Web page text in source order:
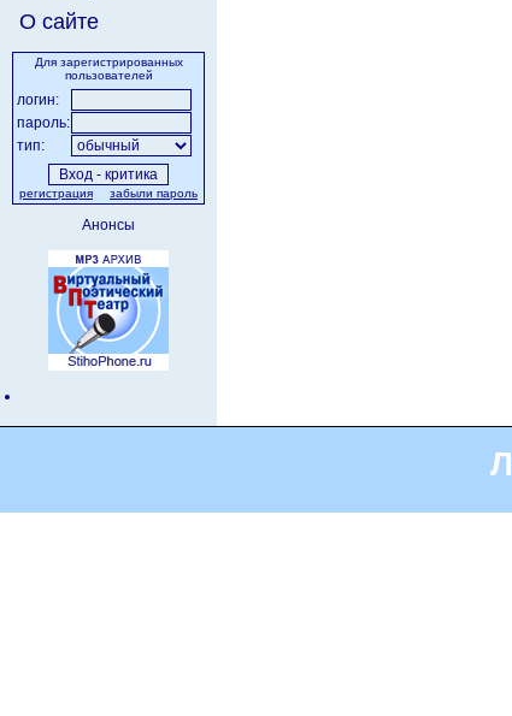
О сайте
Для зарегистрированных
пользователей
логин:
пароль:
тип:
регистрация забыли пароль
Анонсы